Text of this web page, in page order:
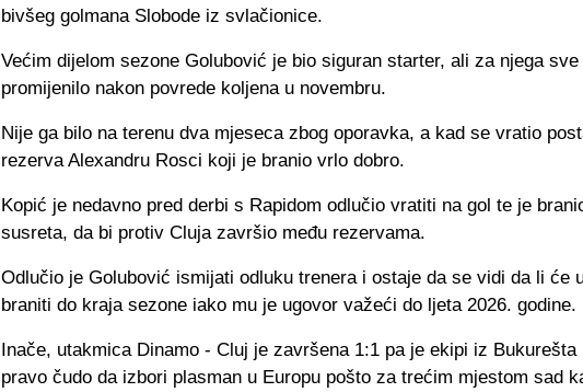
bivšeg golmana Slobode iz svlačionice.
Većim dijelom sezone Golubović je bio siguran starter, ali za njega sve
promijenilo nakon povrede koljena u novembru.
Nije ga bilo na terenu dva mjeseca zbog oporavka, a kad se vratio
rezerva Alexandru Rosci koji je branio vrlo dobro.
Kopić je nedavno pred derbi s Rapidom odlučio vratiti na gol te je
susreta, da bi protiv Cluja završio među rezervama.
Odlučio je Golubović ismijati odluku trenera i ostaje da se vidi da li će
braniti do kraja sezone iako mu je ugovor važeći do ljeta 2026. godine.
Inače, utakmica Dinamo - Cluj je završena 1:1 pa je ekipi iz Bukurešta
pravo čudo da izbori plasman u Europu pošto za trećim mjestom sad